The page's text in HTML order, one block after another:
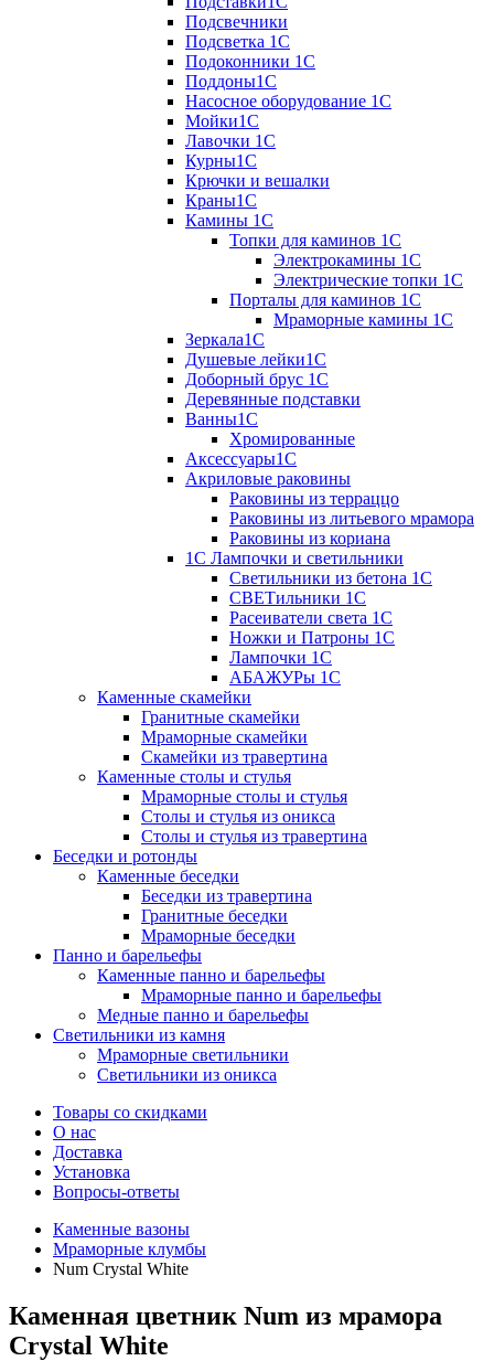
Подсвечники
Подсветка 1С
Подоконники 1С
Поддоны1С
Насосное оборудование 1С
Мойки1С
Лавочки 1С
Курны1С
Крючки и вешалки
Краны1С
Камины 1C
Топки для каминов 1C
Электрокамины 1С
Электрические топки 1C
Порталы для каминов 1С
Мраморные камины 1C
Зеркала1С
Душевые лейки1С
Доборный брус 1С
Деревянные подставки
Ванны1С
Хромированные
Аксессуары1С
Акриловые раковины
Раковины из терраццо
Раковины из литьевого мрамора
Раковины из кориана
1С Лампочки и светильники
Светильники из бетона 1С
СВЕТильники 1С
Расеиватели света 1С
Ножки и Патроны 1С
Лампочки 1С
АБАЖУРы 1С
Каменные скамейки
Гранитные скамейки
Мраморные скамейки
Скамейки из травертина
Каменные столы и стулья
Мраморные столы и стулья
Столы и стулья из оникса
Столы и стулья из травертина
Беседки и ротонды
Каменные беседки
Беседки из травертина
Гранитные беседки
Мраморные беседки
Панно и барельефы
Каменные панно и барельефы
Мраморные панно и барельефы
Медные панно и барельефы
Светильники из камня
Мраморные светильники
Светильники из оникса
Товары со скидками
О нас
Доставка
Установка
Вопросы-ответы
Каменные вазоны
Мраморные клумбы
Num Crystal White
Каменная цветник Num из мрамора
Crystal White